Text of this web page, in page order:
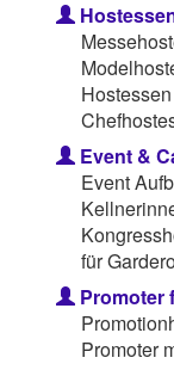
Event &
Event
für
Promoter
Promoter